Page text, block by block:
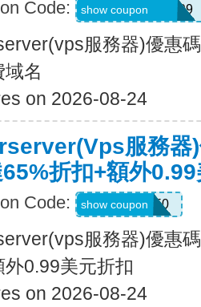
Code: SUPERSAVER99
show coupon
服務器)優惠
域名
on 2026-08-24
服務器
折扣+額外
Code: DEAL50
show coupon
服務器)優惠
外0.99美元折扣
on 2026-08-24